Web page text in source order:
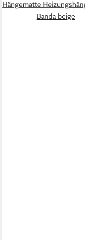
Hängematte
Banda beige